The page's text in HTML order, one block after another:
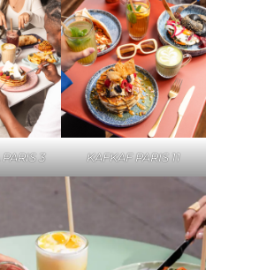
3 KAFKAF PARIS 11